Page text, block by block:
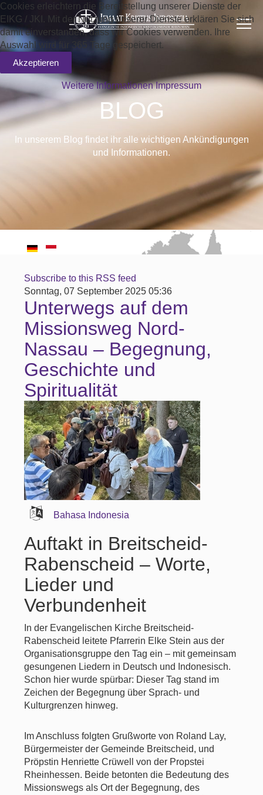
BLOG
In unserem Blog findet ihr alle wichtigen Ankündigungen
und Informationen.
Subscribe to this RSS feed
Sonntag, 07 September 2025 05:36
Unterwegs auf dem
Missionsweg Nord-
Nassau – Begegnung,
Geschichte und
Spiritualität
Bahasa Indonesia
Auftakt in Breitscheid-
Rabenscheid – Worte,
Lieder und
Verbundenheit
In der Evangelischen Kirche Breitscheid-
Rabenscheid leitete Pfarrerin Elke Stein aus der
Organisationsgruppe den Tag ein – mit gemeinsam
gesungenen Liedern in Deutsch und Indonesisch.
Schon hier wurde spürbar: Dieser Tag stand im
Zeichen der Begegnung über Sprach- und
Kulturgrenzen hinweg.
Im Anschluss folgten Grußworte von Roland Lay,
Bürgermeister der Gemeinde Breitscheid, und
Pröpstin Henriette Crüwell von der Propstei
Rheinhessen. Beide betonten die Bedeutung des
Missionswegs als Ort der Begegnung, des
Cookies erleichtern die Bereitstellung unserer Dienste der
EIKG / JKI. Mit der Nutzung unserer Dienste erklären Sie sich
damit einverstanden, dass wir Cookies verwenden. Ihre
Auswahl wird für 365 Tage gespeichert.
Akzeptieren
Weitere Informationen Impressum